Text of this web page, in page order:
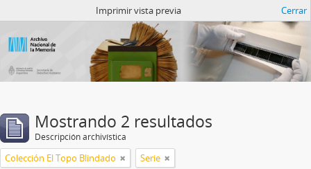
Imprimir vista previa Cerrar
Mostrando 2 resultados
Descripción archivística
Colección El Topo Blindado Serie